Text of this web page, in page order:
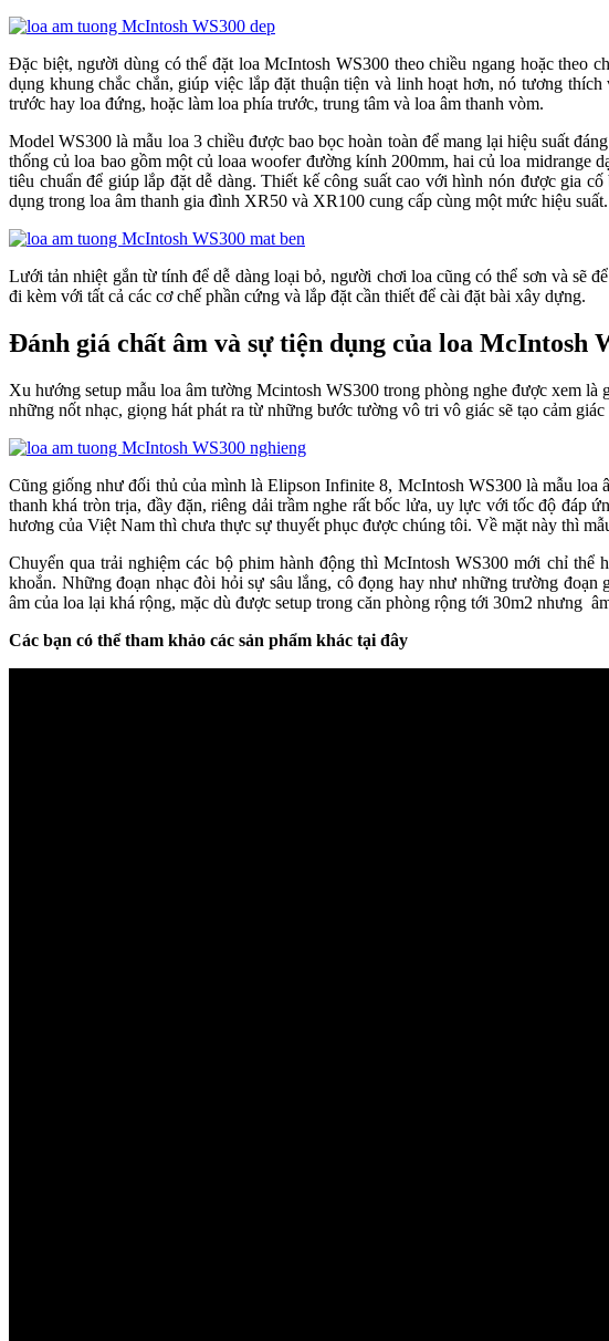
Đặc biệt, người dùng có thể đặt loa McIntosh WS300 theo chiều ngang hoặc theo
dụng khung chắc chắn, giúp việc lắp đặt thuận tiện và linh hoạt hơn, nó tương
trước hay loa đứng, hoặc làm loa phía trước, trung tâm và loa âm thanh vòm.
Model WS300 là mẫu loa 3 chiều được bao bọc hoàn toàn để mang lại hiệu suất
thống củ loa bao gồm một củ loaa woofer đường kính 200mm, hai củ loa
tiêu chuẩn để giúp lắp đặt dễ dàng. Thiết kế công suất cao với hình nón được gia
dụng trong loa âm thanh gia đình XR50 và XR100 cung cấp cùng một mức hiệu suất.
Lưới tản nhiệt gắn từ tính để dễ dàng loại bỏ, người chơi loa cũng có thể sơn và sẽ
đi kèm với tất cả các cơ chế phần cứng và lắp đặt cần thiết để cài đặt bài xây dựng.
Đánh giá chất âm và sự tiện dụng của loa McIntosh
Xu hướng setup mẫu loa âm tường Mcintosh WS300 trong phòng nghe được xem
những nốt nhạc, giọng hát phát ra từ những bước tường vô tri vô giác sẽ tạo cảm
Cũng giống như đối thủ của mình là Elipson Infinite 8, McIntosh WS300 là mẫu loa
thanh khá tròn trịa, đầy đặn, riêng dải trầm nghe rất bốc lửa, uy lực với tốc độ đáp
hương của Việt Nam thì chưa thực sự thuyết phục được chúng tôi. Về mặt này thì
Chuyển qua trải nghiệm các bộ phim hành động thì McIntosh WS300 mới chỉ thể
khoắn. Những đoạn nhạc đòi hỏi sự sâu lắng, cô đọng hay như những trường
âm của loa lại khá rộng, mặc dù được setup trong căn phòng rộng tới 30m2 nhưng
Các bạn có thể tham khảo các sản phẩm khác tại đây